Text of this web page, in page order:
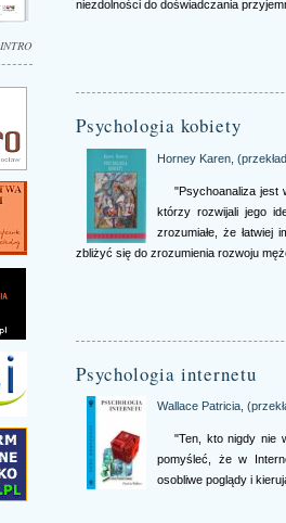
niezdolności do doświadczania
Psychologia kobiety
Horney Karen,
"Psychoanaliza jest
którzy rozwijali jego
zrozumiałe, że łatwiej
zbliżyć się do zrozumienia rozwoju
Psychologia internetu
Wallace Patricia,
"Ten, kto nigdy nie
pomyśleć, że w
osobliwe poglądy i